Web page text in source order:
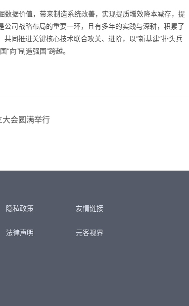
据价值，带来制造系统改善，实现提质增效降本减存，提
司战略布局的重要一环，且有多年的实践与深耕，积累了
同推进关键核心技术联合攻关、进阶，以“新基建”排头兵
向“制造强国”跨越。
会圆满举行
隐私政策
法律声明
友情链接
元客视界